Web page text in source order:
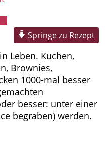
Springe zu Rezept
Leben. Kuchen,
Brownies,
1000-mal besser
besser: unter einer
begraben) werden.